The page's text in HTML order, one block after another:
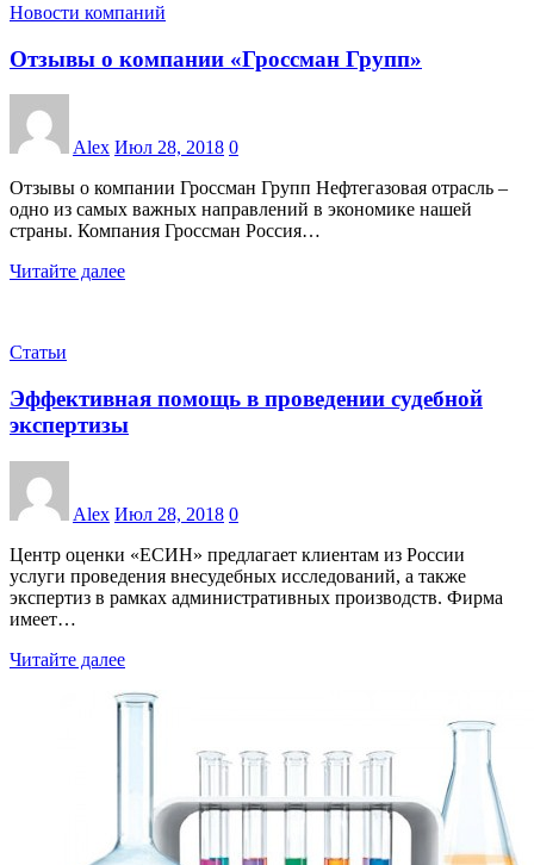
Новости компаний
Отзывы о компании «Гроссман Групп»
Alex Июл 28, 2018 0
Отзывы о компании Гроссман Групп Нефтегазовая отрасль –
одно из самых важных направлений в экономике нашей
страны. Компания Гроссман Россия…
Читайте далее
Статьи
Эффективная помощь в проведении судебной
экспертизы
Alex Июл 28, 2018 0
Центр оценки «ЕСИН» предлагает клиентам из России
услуги проведения внесудебных исследований, а также
экспертиз в рамках административных производств. Фирма
имеет…
Читайте далее